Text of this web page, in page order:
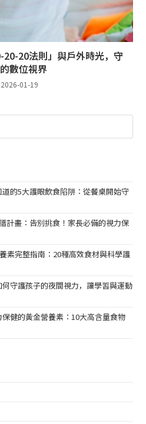
20法則」與戶外時光，守
數位視界
2026-01-19
的5大護眼飲食陷阱：從餐桌開始守
計畫：告別挑食！家長必備的視力保
素完整指南：20種高效食材與科學護
守護孩子的夜間視力，讓學習與運動
健的黃金營養素：10大高含量食物